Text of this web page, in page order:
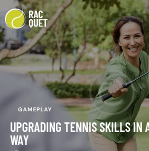
GAMEPLAY
UPGRADING TENNIS SKILLS IN
WAY